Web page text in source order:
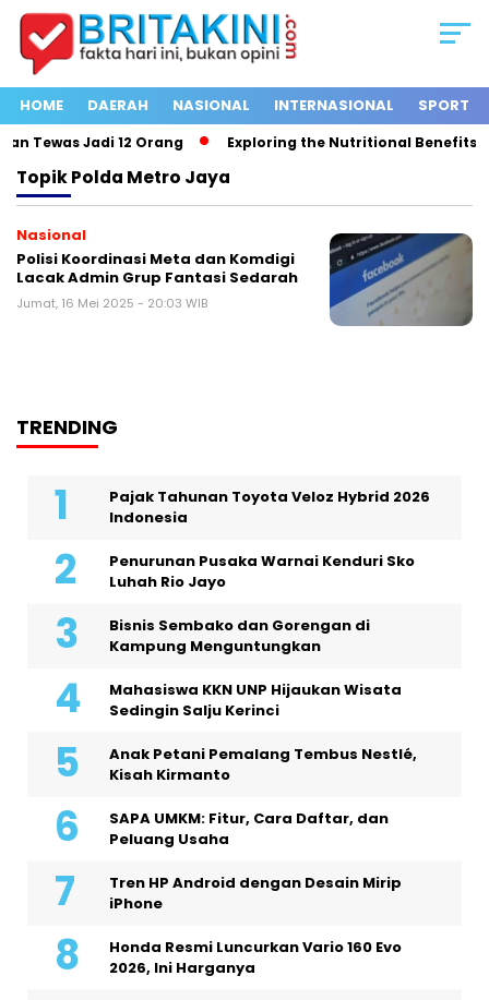
HOME DAERAH NASIONAL INTERNASIONAL SPORT
Tewas Jadi 12 Orang Exploring the Nutritional Benefits
TopikPolda Metro Jaya
Nasional
Polisi Koordinasi Meta dan Komdigi
Lacak Admin Grup Fantasi Sedarah
Jumat, 16 Mei 2025 - 20:03 WIB
TRENDING
Pajak Tahunan Toyota Veloz Hybrid 2026
Indonesia
Penurunan Pusaka Warnai Kenduri Sko
Luhah Rio Jayo
Bisnis Sembako dan Gorengan di
Kampung Menguntungkan
Mahasiswa KKN UNP Hijaukan Wisata
Sedingin Salju Kerinci
Anak Petani Pemalang Tembus Nestlé,
Kisah Kirmanto
SAPA UMKM: Fitur, Cara Daftar, dan
Peluang Usaha
Tren HP Android dengan Desain Mirip
iPhone
Honda Resmi Luncurkan Vario 160 Evo
2026, Ini Harganya